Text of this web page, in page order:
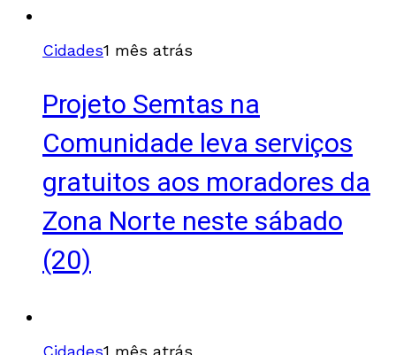
Cidades1 mês atrás
Projeto Semtas na
Comunidade leva serviços
gratuitos aos moradores da
Zona Norte neste sábado
(20)
Cidades1 mês atrás